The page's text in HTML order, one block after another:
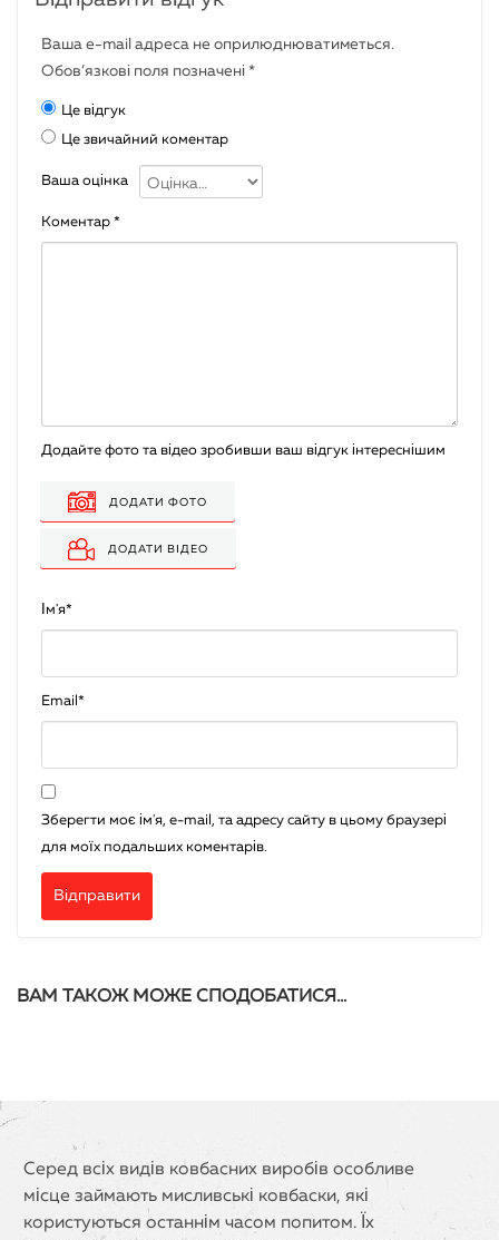
Ваша e-mail адреса не оприлюднюватиметься.
Обов’язкові поля позначені *
Це відгук
Це звичайний коментар
Ваша оцінка
Коментар *
Додайте фото та відео зробивши ваш відгук інтереснішим
ДОДАТИ ФОТО
ДОДАТИ ВІДЕО
Ім'я*
Email *
Зберегти моє ім'я, e-mail, та адресу сайту в цьому браузері
для моїх подальших коментарів.
ВАМ ТАКОЖ МОЖЕ СПОДОБАТИСЯ…
Серед всіх видів ковбасних виробів особливе
місце займають мисливські ковбаски, які
користуються останнім часом попитом. Їх